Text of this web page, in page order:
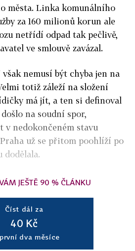
města. Linka komunálního
za 160 milionů korun ale
netřídí odpad tak pečlivě,
ve smlouvě zavázal.
nemusí být chyba jen na
totiž záleží na složení
má jít, a ten si definoval
na soudní spor,
v nedokončeném stavu
už se přitom poohlíží po
dodělala.
JEŠTĚ 90 % ČLÁNKU
Číst dál za
40 Kč
dva měsíce